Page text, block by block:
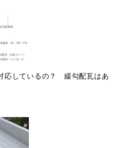
応しているの？ 緩勾配瓦はあ